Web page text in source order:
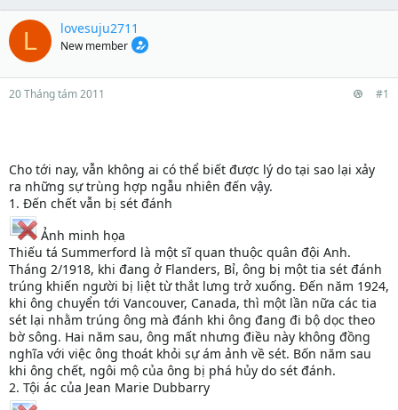
L lovesuju2711
New member
20 Tháng tám 2011 #1
Cho tới nay, vẫn không ai có thể biết được lý do tại sao lại xảy
ra những sự trùng hợp ngẫu nhiên đến vậy.
1. Đến chết vẫn bị sét đánh
Ảnh minh họa
Thiếu tá Summerford là một sĩ quan thuộc quân đội Anh.
Tháng 2/1918, khi đang ở Flanders, Bỉ, ông bị một tia sét đánh
trúng khiến người bị liệt từ thắt lưng trở xuống. Đến năm 1924,
khi ông chuyển tới Vancouver, Canada, thì một lần nữa các tia
sét lại nhằm trúng ông mà đánh khi ông đang đi bộ dọc theo
bờ sông. Hai năm sau, ông mất nhưng điều này không đồng
nghĩa với việc ông thoát khỏi sự ám ảnh về sét. Bốn năm sau
khi ông chết, ngôi mộ của ông bị phá hủy do sét đánh.
2. Tội ác của Jean Marie Dubbarry